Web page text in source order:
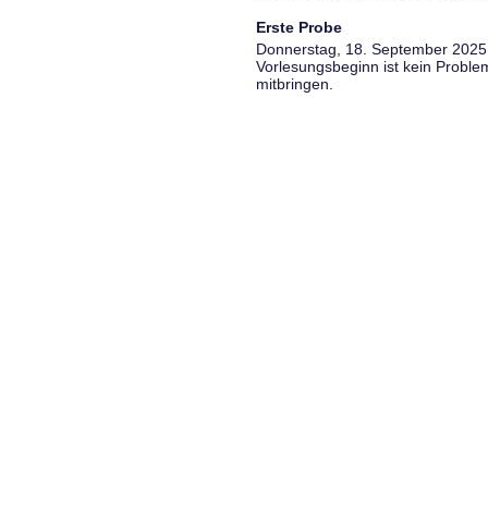
Erste Probe
Donnerstag, 18. September
Vorlesungsbeginn ist kein
mitbringen.